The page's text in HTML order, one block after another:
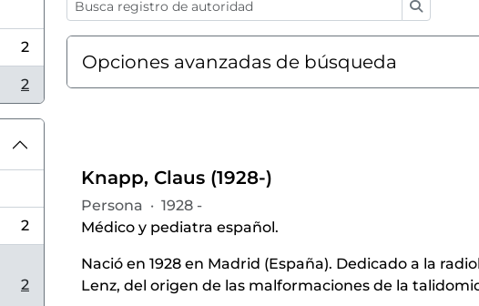
2
2
2
2
Opciones avanzadas de búsqueda
Knapp, Claus (1928-)
Persona · 1928 -
Médico y pediatra español.
Nació en 1928 en Madrid (España). Dedicado a la
Lenz, del origen de las malformaciones de la